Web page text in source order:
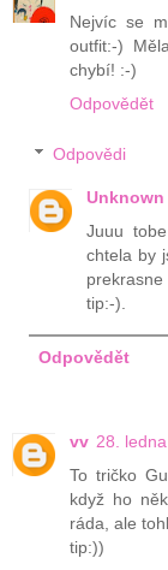
Nejvíc se
outfit:-)
chybí! :-)
Odpovědět
Odpovědi
Unknown
Juuu
chtela by
tip:-).
Odpovědět
vv 28.
To tričko
když ho
ráda, ale
tip:))